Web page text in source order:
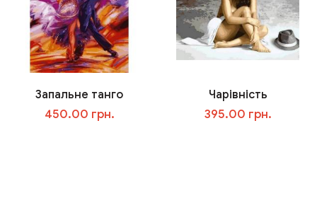
Запальне танго
450.00 грн.
Чарівність
395.00 грн.